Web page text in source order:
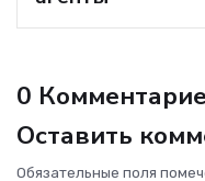
0
Оставить
Обязательные поля